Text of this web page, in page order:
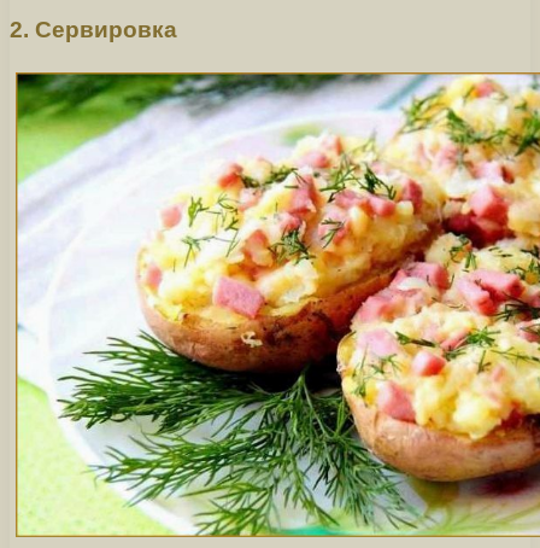
2. Сервировка